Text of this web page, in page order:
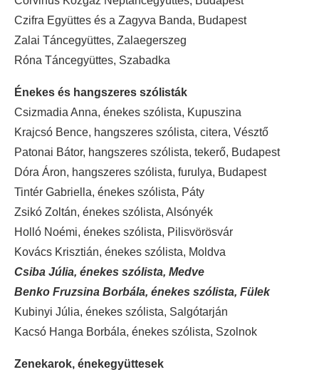
Czifra Együttes és a Zagyva Banda, Budapest
Zalai Táncegyüttes, Zalaegerszeg
Róna Táncegyüttes, Szabadka
Énekes és hangszeres szólisták
Csizmadia Anna, énekes szólista, Kupuszina
Krajcsó Bence, hangszeres szólista, citera, Vésztő
Patonai Bátor, hangszeres szólista, tekerő, Budapest
Dóra Áron, hangszeres szólista, furulya, Budapest
Tintér Gabriella, énekes szólista, Páty
Zsikó Zoltán, énekes szólista, Alsónyék
Holló Noémi, énekes szólista, Pilisvörösvár
Kovács Krisztián, énekes szólista, Moldva
Csiba Júlia, énekes szólista, Medve
Benko Fruzsina Borbála, énekes szólista, Fülek
Kubinyi Júlia, énekes szólista, Salgótarján
Kacsó Hanga Borbála, énekes szólista, Szolnok
Zenekarok, énekegyüttesek